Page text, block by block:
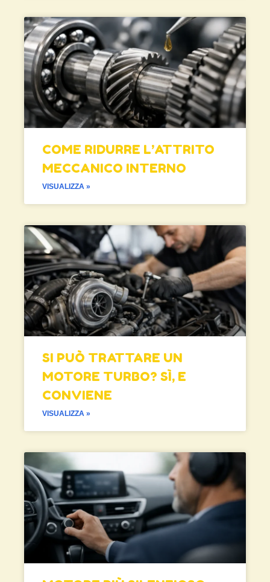
COME RIDURRE L’ATTRITO
MECCANICO INTERNO
VISUALIZZA »
SI PUÒ TRATTARE UN
MOTORE TURBO? SÌ, E
CONVIENE
VISUALIZZA »